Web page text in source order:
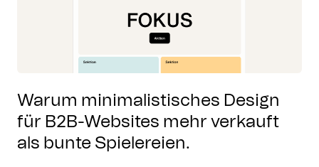
Warum minimalistisches Design
für B2B-Websites mehr verkauft
als bunte Spielereien.